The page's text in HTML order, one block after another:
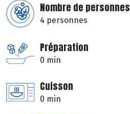
Nombre de personnes
4 personnes
Préparation
0 min
Cuisson
0 min